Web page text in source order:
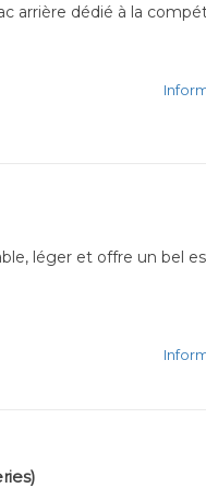
arrière dédié à la
léger et offre un bel